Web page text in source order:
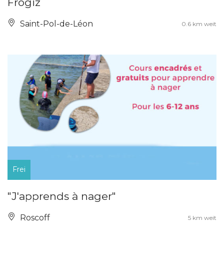
Saint-Pol-de-Léon 0.6 km weit
Frei
"J'apprends à nager"
Roscoff 5 km weit